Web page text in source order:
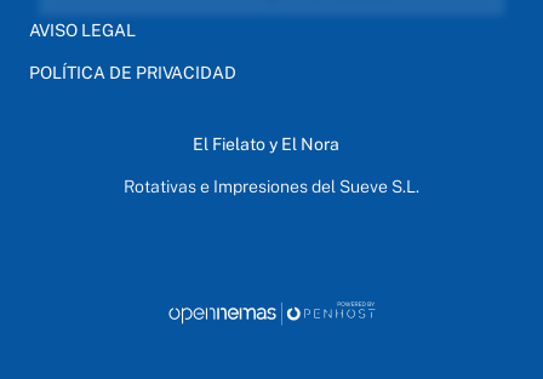
AVISO LEGAL
POLÍTICA DE PRIVACIDAD
El Fielato y El Nora
Rotativas e Impresiones del Sueve S.L.